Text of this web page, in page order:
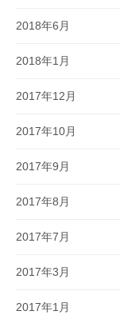
2018年6月
2018年1月
2017年12月
2017年10月
2017年9月
2017年8月
2017年7月
2017年3月
2017年1月